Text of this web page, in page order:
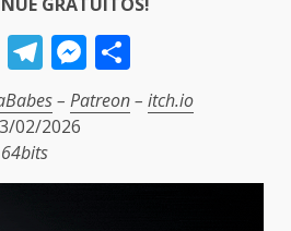
GRATUITOS!
Reddit
Telegram
Messenger
– Patreon– itch.io
02/2026